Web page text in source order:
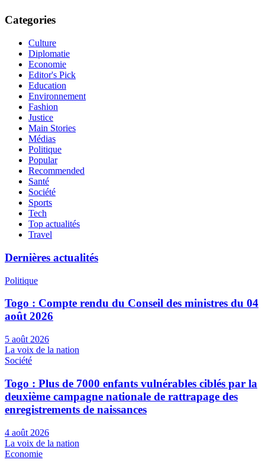
Categories
Culture
Diplomatie
Economie
Editor's Pick
Education
Environnement
Fashion
Justice
Main Stories
Médias
Politique
Popular
Recommended
Santé
Société
Sports
Tech
Top actualités
Travel
Dernières actualités
Politique
Togo : Compte rendu du Conseil des ministres du 04
août 2026
5 août 2026
La voix de la nation
Société
Togo : Plus de 7000 enfants vulnérables ciblés par la
deuxième campagne nationale de rattrapage des
enregistrements de naissances
4 août 2026
La voix de la nation
Economie